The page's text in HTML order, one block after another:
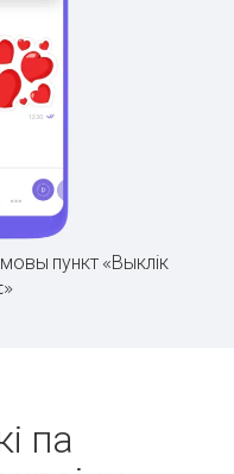
пункт «Выклік
па